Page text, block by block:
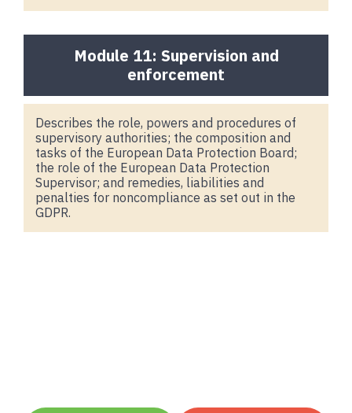
Module 11: Supervision and
enforcement
Describes the role, powers and procedures of
supervisory authorities; the composition and
tasks of the European Data Protection Board;
the role of the European Data Protection
Supervisor; and remedies, liabilities and
penalties for noncompliance as set out in the
GDPR.